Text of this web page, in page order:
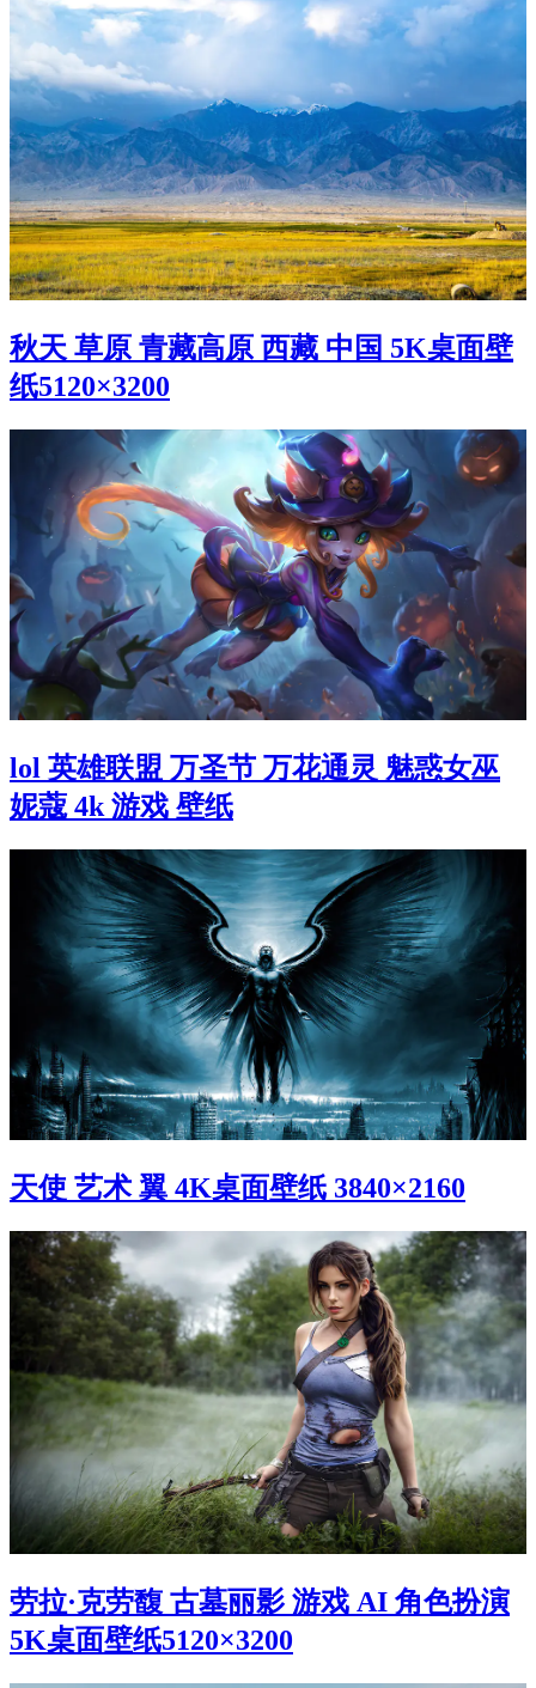
秋天 草原 青藏高原 西藏 中国 5K桌面壁
纸5120×3200
lol 英雄联盟 万圣节 万花通灵 魅惑女巫
妮蔻 4k 游戏 壁纸
天使 艺术 翼 4K桌面壁纸 3840×2160
劳拉·克劳馥 古墓丽影 游戏 AI 角色扮演
5K桌面壁纸5120×3200